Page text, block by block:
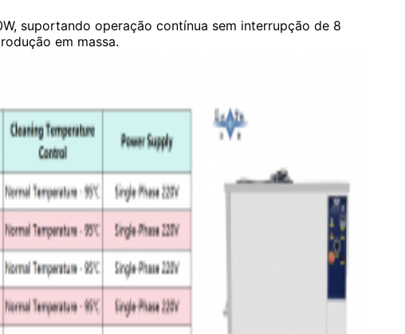
suportando operação contínua sem interrupção de 8
em massa.